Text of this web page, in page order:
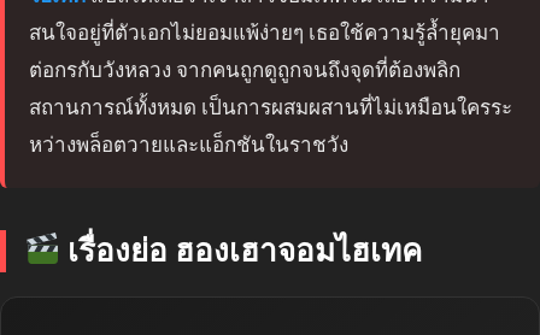
สนใจอยู่ที่ตัวเอกไม่ยอมแพ้ง่ายๆ เธอใช้ความรู้ล้ำยุคมา
ต่อกรกับวังหลวง จากคนถูกดูถูกจนถึงจุดที่ต้องพลิก
สถานการณ์ทั้งหมด เป็นการผสมผสานที่ไม่เหมือนใครระ
หว่างพล็อตวายและแอ็กชันในราชวัง
เรื่องย่อ ฮองเฮาจอมไฮเทค